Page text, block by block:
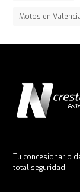
Motos en
Tu concesionario
total seguridad.